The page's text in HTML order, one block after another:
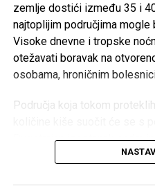
zemlje dostići između 35 i
najtoplijim područjima
Visoke dnevne i tropske
otežavati boravak na
osobama, hroničnim
Područja koja tokom
Dugotrajan izostanak
posljedice za poljoprivredu,